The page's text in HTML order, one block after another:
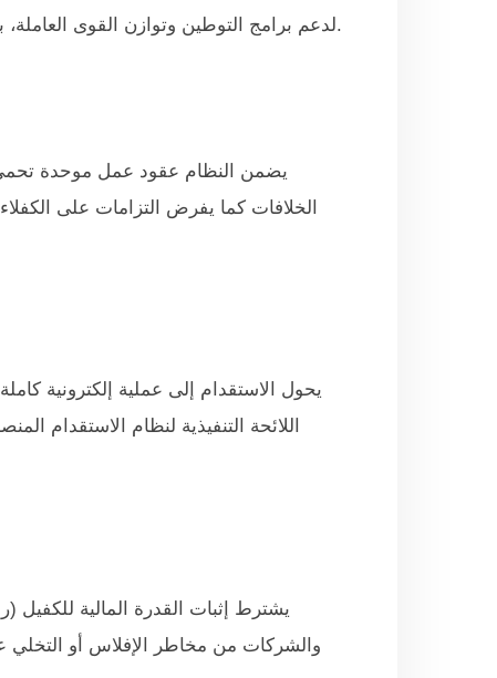
لدعم برامج التوطين وتوازن القوى العاملة، بالتالي يساهم في رفع كفاءة السوق بتصنيف الشركات وتحديد نطاقات التوظيف.
يضمن النظام عقود عمل موحدة تحمي
الخلافات كما يفرض التزامات على
يحول الاستقدام إلى عملية إلكترونية
اللائحة التنفيذية لنظام الاستقدام
يشترط إثبات القدرة المالية للكفيل
والشركات من مخاطر الإفلاس أو التخلي